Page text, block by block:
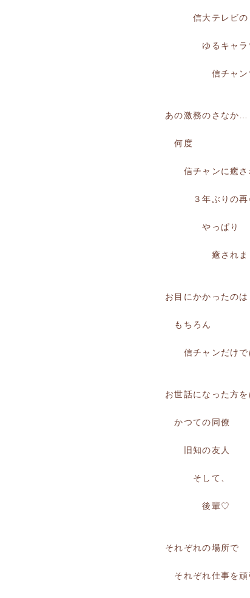
信大テレビの
ゆるキャラ
信チャン
あの激務のさなか
何度
信チャンに癒さ
３年ぶりの再
やっぱり
癒されまし
お目にかかったのは
もちろん
信チャンだけで
お世話になった方を
かつての同僚
旧知の友人
そして、
後輩♡
それぞれの場所で
それぞれ仕事を頑